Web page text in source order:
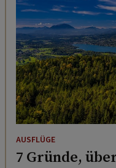
AUSFLÜGE
7 Gründe,